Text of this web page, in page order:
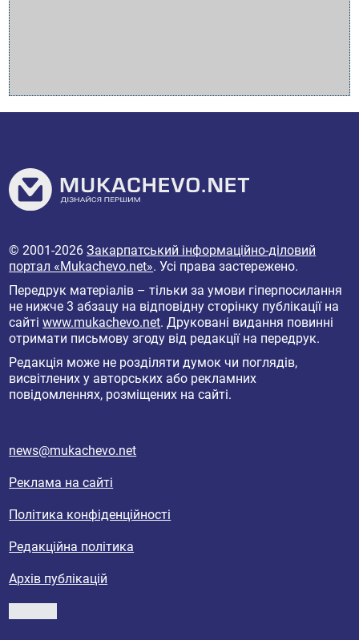
© 2001-2026Закарпатський інформаційно-діловий
портал «Mukachevo.net». Усі права застережено.
Передрук матеріалів – тільки за умови гіперпосилання
не нижче 3 абзацу на відповідну сторінку публікації на
сайтіwww.mukachevo.net. Друковані видання повинні
отримати письмову згоду від редакції на передрук.
Редакція може не розділяти думок чи поглядів,
висвітлених у авторських або рекламних
повідомленнях, розміщених на сайті.
news@mukachevo.net
Реклама на сайті
Політика конфіденційності
Редакційна політика
Архів публікацій